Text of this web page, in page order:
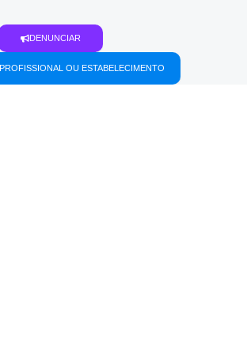
DENUNCIAR
OU ESTABELECIMENTO